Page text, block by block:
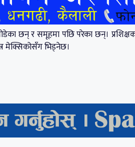
छन् र समूहमा पछि परेका छन्।
मेक्सिकोसँग भिड्नेछ।